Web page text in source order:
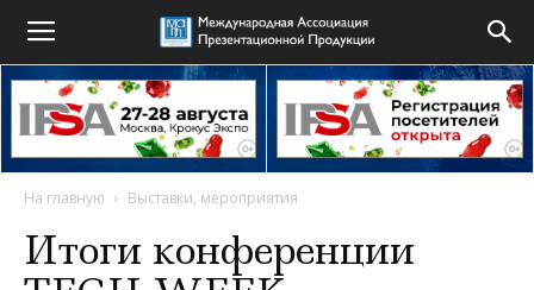
На главную Выставки, мероприятия
Итоги конференции